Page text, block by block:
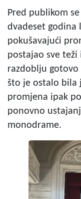
Pred publikom
dvadeset godina
pokušavajući
postajao sve
razdoblju
što je ostalo bila
promjena ipak
ponovno
monodrame.